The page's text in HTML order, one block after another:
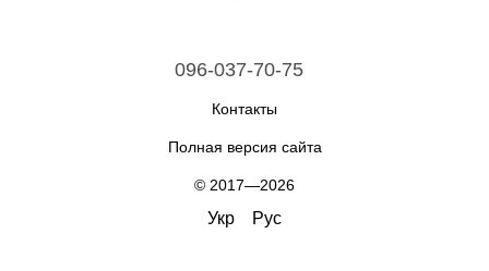
096-037-70-75
Контакты
Полная версия сайта
© 2017—2026
Укр Рус